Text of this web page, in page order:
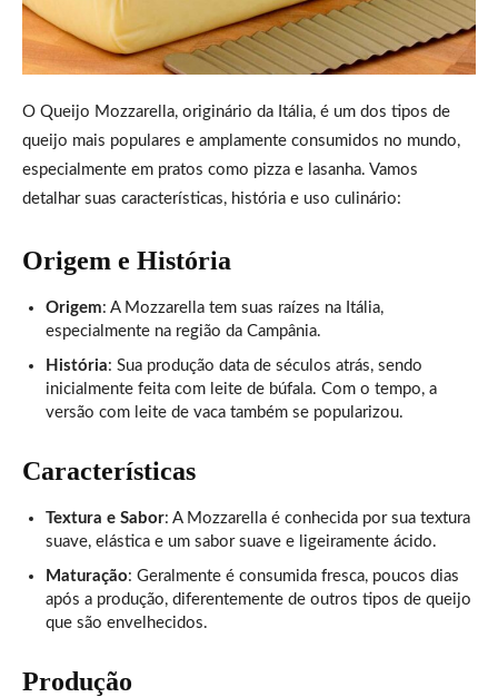
O Queijo Mozzarella, originário da Itália, é um dos tipos de
queijo mais populares e amplamente consumidos no mundo,
especialmente em pratos como pizza e lasanha. Vamos
detalhar suas características, história e uso culinário:
Origem e História
Origem: A Mozzarella tem suas raízes na Itália,
especialmente na região da Campânia.
História: Sua produção data de séculos atrás, sendo
inicialmente feita com leite de búfala. Com o tempo, a
versão com leite de vaca também se popularizou.
Características
Textura e Sabor: A Mozzarella é conhecida por sua textura
suave, elástica e um sabor suave e ligeiramente ácido.
Maturação: Geralmente é consumida fresca, poucos dias
após a produção, diferentemente de outros tipos de queijo
que são envelhecidos.
Produção